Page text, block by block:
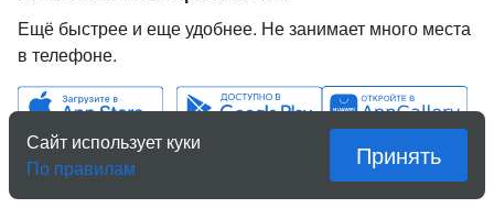
Ещё быстрее и еще удобнее. Не занимает много места
в телефоне.
Сайт использует куки
По правилам
Принять